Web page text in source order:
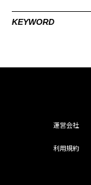
KEYWORD
運営会社
利用規約